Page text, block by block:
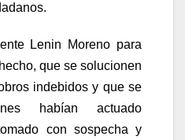
Lenin Moreno para
que se solucionen
indebidos y que se
habían actuado
con sospecha y